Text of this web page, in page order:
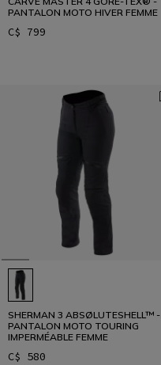
PANTALON MOTO HIVER FEMME
C$ 799
SHERMAN 3 ABSØLUTESHELL™ -
PANTALON MOTO TOURING
IMPERMÉABLE FEMME
C$ 580